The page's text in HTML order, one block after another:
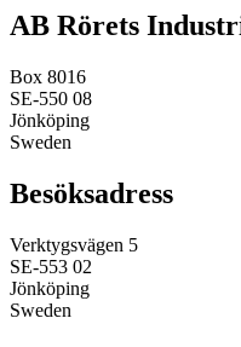
AB Rörets
Box 8016
SE-550 08
Jönköping
Sweden
Besöksadress
Verktygsvägen 5
SE-553 02
Jönköping
Sweden